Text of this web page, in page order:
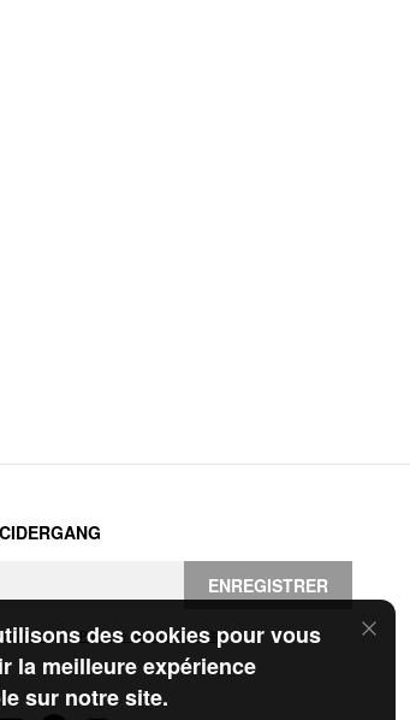
des cookies pour vous
la meilleure expérience
sur notre site.
ENREGISTRER
et laPolitique de confidentialité.